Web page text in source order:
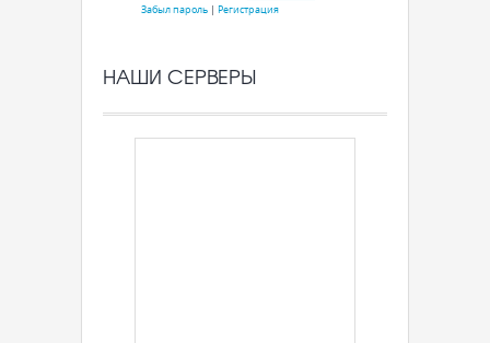
Забыл пароль| Регистрация
НАШИ СЕРВЕРЫ